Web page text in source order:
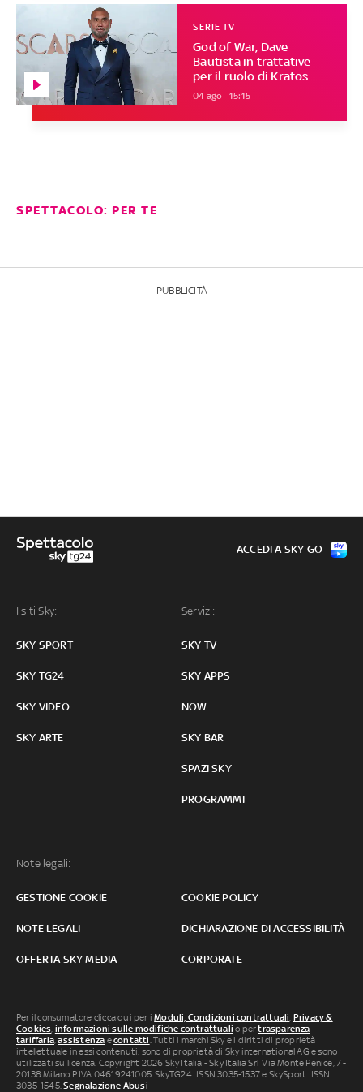
God of War, Dave
Bautista in trattative
per il ruolo di Kratos
SERIE TV
04 ago - 15:15
SPETTACOLO: PER TE
PUBBLICITÀ
I siti Sky:
SKY SPORT
SKY TG24
SKY VIDEO
SKY ARTE
Servizi:
SKY TV
SKY APPS
NOW
SKY BAR
SPAZI SKY
PROGRAMMI
Note legali:
GESTIONE COOKIE COOKIE POLICY
NOTE LEGALI DICHIARAZIONE DI ACCESSIBILITÀ
OFFERTA SKY MEDIA CORPORATE
ACCEDI A SKY GO
Per il consumatore clicca qui per iModuli, Condizioni contrattuali, Privacy &
Cookies, informazioni sulle modifiche contrattuali o pertrasparenza
tariffaria,assistenza econtatti. Tutti i marchi Sky e i diritti di proprietà
intellettuale in essi contenuti, sono di proprietà di Sky international AG e sono
utilizzati su licenza. Copyright 2026 Sky Italia - Sky Italia Srl Via Monte Penice, 7 -
20138 Milano P.IVA 04619241005. SkyTG24: ISSN 3035-1537 e SkySport: ISSN
3035-1545.Segnalazione Abusi